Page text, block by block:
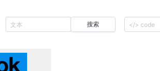
搜索